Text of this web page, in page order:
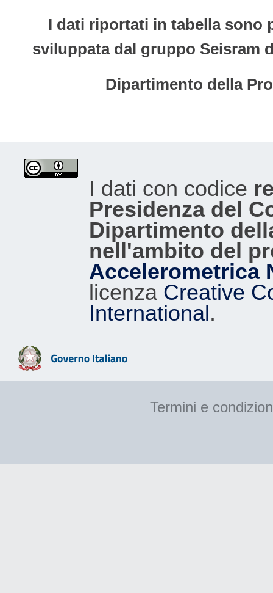
I dati riportati in tabella sono
sviluppata dal gruppo Seisram
Dipartimento della
I dati con codice
Presidenza del
Dipartimento
nell'ambito del
Accelerometrica
licenza Creative
International.
Termini e